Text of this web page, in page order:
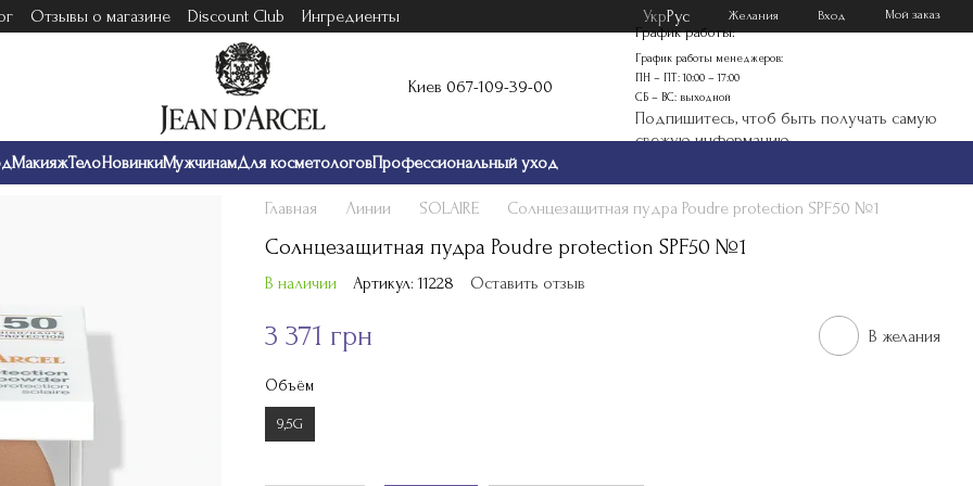
Отзывы о магазине Discount Club
Ингредиенты
УкрРус Желания Вход Мой заказ
Киев 067-109-39-00
График работы:
График работы менеджеров:
ПН – ПТ: 10:00 – 17:00
СБ – ВС: выходной
Подпишитесь, чтоб быть получать самую
свежую информацию
МакияжТелоНовинкиМужчинамДля косметологовПрофессиональный уход
Главная Линии SOLAIRE Солнцезащитная пудра Poudre protection SPF50 №1
Солнцезащитная пудра Poudre protection SPF50 №1
В наличии Артикул: 11228 Оставить отзыв
3 371 грн В желания
Объём
9,5G